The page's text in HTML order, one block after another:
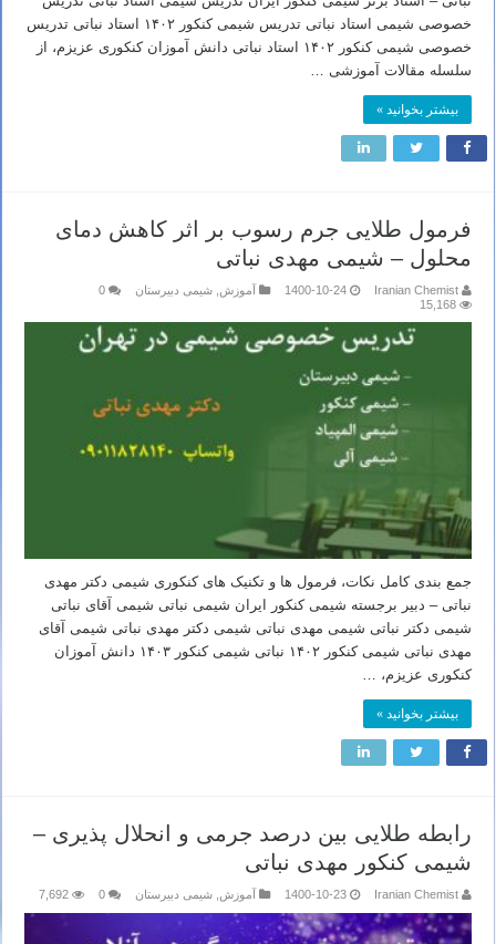
خصوصی شیمی استاد نباتی تدریس شیمی کنکور ۱۴۰۲ استاد نباتی تدریس
خصوصی شیمی کنکور ۱۴۰۲ استاد نباتی دانش آموزان کنکوری عزیزم، از
سلسله مقالات آموزشی …
بیشتر بخوانید »
فرمول طلایی جرم رسوب بر اثر کاهش دمای
محلول – شیمی مهدی نباتی
Iranian Chemist
1400-10-24 آموزش شیمی دبیرستان
0
15,168
جمع بندی کامل نکات، فرمول ها و تکنیک های کنکوری شیمی دکتر مهدی
نباتی – دبیر برجسته شیمی کنکور ایران شیمی نباتی شیمی آقای نباتی
شیمی دکتر نباتی شیمی مهدی نباتی شیمی دکتر مهدی نباتی شیمی آقای
مهدی نباتی شیمی کنکور ۱۴۰۲ نباتی شیمی کنکور ۱۴۰۳ دانش آموزان
کنکوری عزیزم، …
بیشتر بخوانید »
رابطه طلایی بین درصد جرمی و انحلال پذیری –
شیمی کنکور مهدی نباتی
Iranian Chemist
1400-10-23 آموزش شیمی دبیرستان 0
7,692